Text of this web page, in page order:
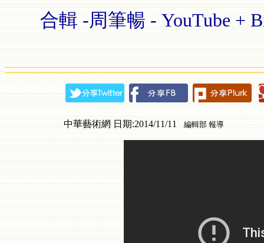
合輯 -周筆暢 - YouTube +
中華藝術網 日期:2014/11/11 編輯部 報導